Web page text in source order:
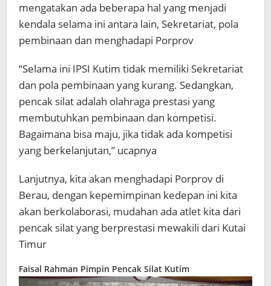
mengatakan ada beberapa hal yang menjadi
kendala selama ini antara lain, Sekretariat, pola
pembinaan dan menghadapi Porprov
“Selama ini IPSI Kutim tidak memiliki Sekretariat
dan pola pembinaan yang kurang. Sedangkan,
pencak silat adalah olahraga prestasi yang
membutuhkan pembinaan dan kompetisi.
Bagaimana bisa maju, jika tidak ada kompetisi
yang berkelanjutan,” ucapnya
Lanjutnya, kita akan menghadapi Porprov di
Berau, dengan kepemimpinan kedepan ini kita
akan berkolaborasi, mudahan ada atlet kita dari
pencak silat yang berprestasi mewakili dari Kutai
Timur
Faisal Rahman Pimpin Pencak Silat Kutim